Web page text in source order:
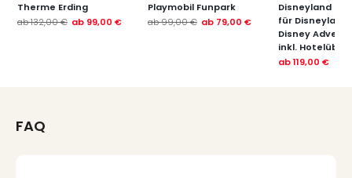
Therme Erding
ab132,00 € ab 99,00 €
Playmobil Funpark
ab99,00 € ab 79,00 €
Disneyland
für
Disney
inkl.
ab119,00 €
FAQ